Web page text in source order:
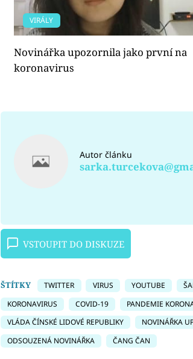
VIRÁLY
Novinářka upozornila jako první na
koronavirus
Autor článku
VSTOUPIT DO DISKUZE
ŠTÍTKY TWITTER VIRUS YOUTUBE
KORONAVIRUS
COVID-19 PANDEMIE
VLÁDA ČÍNSKÉ LIDOVÉ REPUBLIKY
NOVINÁŘKA
ODSOUZENÁ NOVINÁŘKA
ČANG ČAN